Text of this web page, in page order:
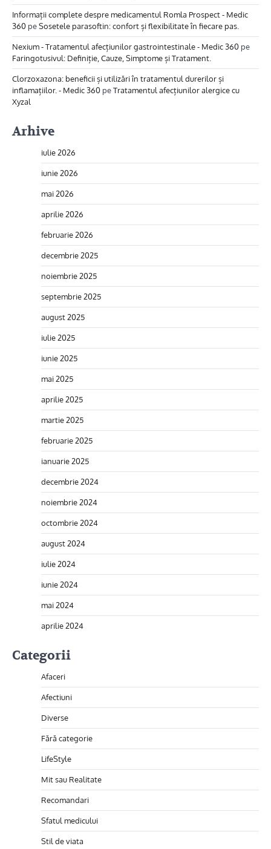
Informații complete despre medicamentul Romla Prospect - Medic
360 peSosetele parasoftin: confort și flexibilitate în fiecare pas.
Nexium - Tratamentul afecțiunilor gastrointestinale - Medic 360 pe
Faringotusivul: Definiție, Cauze, Simptome și Tratament.
Clorzoxazona: beneficii și utilizări în tratamentul durerilor și
inflamațiilor. - Medic 360 peTratamentul afecțiunilor alergice cu
Xyzal
Arhive
iulie 2026
iunie 2026
mai 2026
aprilie 2026
februarie 2026
decembrie 2025
noiembrie 2025
septembrie 2025
august 2025
iulie 2025
iunie 2025
mai 2025
aprilie 2025
martie 2025
februarie 2025
ianuarie 2025
decembrie 2024
noiembrie 2024
octombrie 2024
august 2024
iulie 2024
iunie 2024
mai 2024
aprilie 2024
Categorii
Afaceri
Afectiuni
Diverse
Fără categorie
LifeStyle
Mit sau Realitate
Recomandari
Sfatul medicului
Stil de viata